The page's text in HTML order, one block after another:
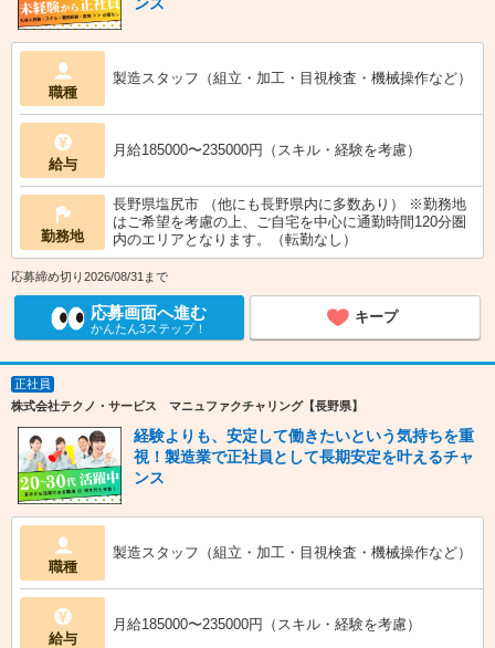
職種
製造スタッフ（組立・加工・目視検査・機械操作など）
給与
月給185000〜235000円（スキル・経験を考慮）
勤務地
長野県塩尻市 （他にも長野県内に多数あり） ※勤務地
はご希望を考慮の上、ご自宅を中心に通勤時間120分圏
内のエリアとなります。（転勤なし）
応募締め切り2026/08/31まで
応募画面へ進む
かんたん3ステップ！
キープ
正社員
株式会社テクノ・サービス マニュファクチャリング【長野県】
経験よりも、安定して働きたいという気持ちを重
視！製造業で正社員として長期安定を叶えるチャ
ンス
職種
製造スタッフ（組立・加工・目視検査・機械操作など）
給与
月給185000〜235000円（スキル・経験を考慮）